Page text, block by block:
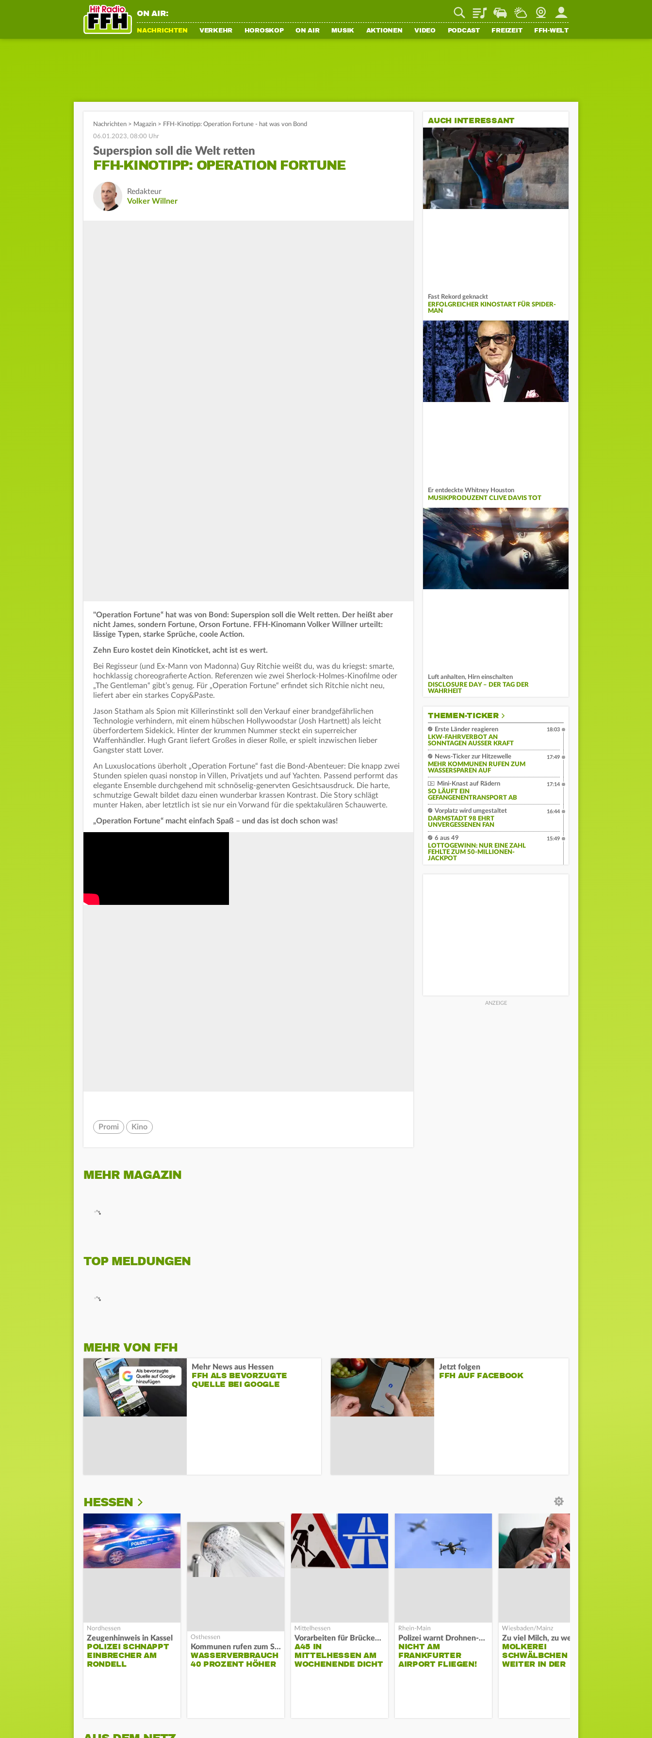
ON AIR: PlaylistStaupilotWetterWebcamMein FFH
NACHRICHTEN VERKEHR HOROSKOP ON AIR MUSIK AKTIONEN VIDEO PODCAST FREIZEIT FFH-WELT
Nachrichten > Magazin > FFH-Kinotipp: Operation Fortune - hat was von Bond
06.01.2023, 08:00 Uhr
Superspion soll die Welt retten
FFH-KINOTIPP: OPERATION FORTUNE
Redakteur
Volker Willner
"Operation Fortune“ hat was von Bond: Superspion soll die Welt retten. Der heißt aber
nicht James, sondern Fortune, Orson Fortune. FFH-Kinomann Volker Willner urteilt:
lässige Typen, starke Sprüche, coole Action.
Zehn Euro kostet dein Kinoticket, acht ist es wert.
Bei Regisseur (und Ex-Mann von Madonna) Guy Ritchie weißt du, was du kriegst: smarte,
hochklassig choreografierte Action. Referenzen wie zwei Sherlock-Holmes-Kinofilme oder
„The Gentleman“ gibt’s genug. Für „Operation Fortune“ erfindet sich Ritchie nicht neu,
liefert aber ein starkes Copy&Paste.
Jason Statham als Spion mit Killerinstinkt soll den Verkauf einer brandgefährlichen
Technologie verhindern, mit einem hübschen Hollywoodstar (Josh Hartnett) als leicht
überfordertem Sidekick. Hinter der krummen Nummer steckt ein superreicher
Waffenhändler. Hugh Grant liefert Großes in dieser Rolle, er spielt inzwischen lieber
Gangster statt Lover.
An Luxuslocations überholt „Operation Fortune“ fast die Bond-Abenteuer: Die knapp zwei
Stunden spielen quasi nonstop in Villen, Privatjets und auf Yachten. Passend performt das
elegante Ensemble durchgehend mit schnöselig-genervten Gesichtsausdruck. Die harte,
schmutzige Gewalt bildet dazu einen wunderbar krassen Kontrast. Die Story schlägt
munter Haken, aber letztlich ist sie nur ein Vorwand für die spektakulären Schauwerte.
„Operation Fortune“ macht einfach Spaß – und das ist doch schon was!
Promi Kino
AUCH INTERESSANT
Fast Rekord geknackt
ERFOLGREICHER KINOSTART FÜR SPIDER-
MAN
Er entdeckte Whitney Houston
MUSIKPRODUZENT CLIVE DAVIS TOT
Luft anhalten, Hirn einschalten
DISCLOSURE DAY – DER TAG DER
WAHRHEIT
THEMEN-TICKER
Erste Länder reagieren
LKW-FAHRVERBOT AN
SONNTAGEN AUSSER KRAFT
18:03
News-Ticker zur Hitzewelle
MEHR KOMMUNEN RUFEN ZUM
WASSERSPAREN AUF
17:49
Mini-Knast auf Rädern
SO LÄUFT EIN
GEFANGENENTRANSPORT AB
17:14
Vorplatz wird umgestaltet
DARMSTADT 98 EHRT
UNVERGESSENEN FAN
16:44
6 aus 49
LOTTOGEWINN: NUR EINE ZAHL
FEHLTE ZUM 50-MILLIONEN-
JACKPOT
15:49
MEHR MAGAZIN
TOP MELDUNGEN
MEHR VON FFH
Mehr News aus Hessen
FFH ALS BEVORZUGTE
QUELLE BEI GOOGLE
Jetzt folgen
FFH AUF FACEBOOK
HESSEN
Zeugenhinweis in Kassel
POLIZEI SCHNAPPT
EINBRECHER AM
RONDELL
Kommunen rufen zum Sparen auf
WASSERVERBRAUCH
40 PROZENT HÖHER
Vorarbeiten für Brücken-Neubau
A45 IN
MITTELHESSEN AM
WOCHENENDE DICHT
Polizei warnt Drohnen-Besitzer
NICHT AM
FRANKFURTER
AIRPORT FLIEGEN!
MOLKEREI
SCHWÄLBCHEN
WEITER IN DER